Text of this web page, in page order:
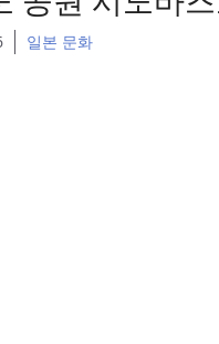
일본 문화